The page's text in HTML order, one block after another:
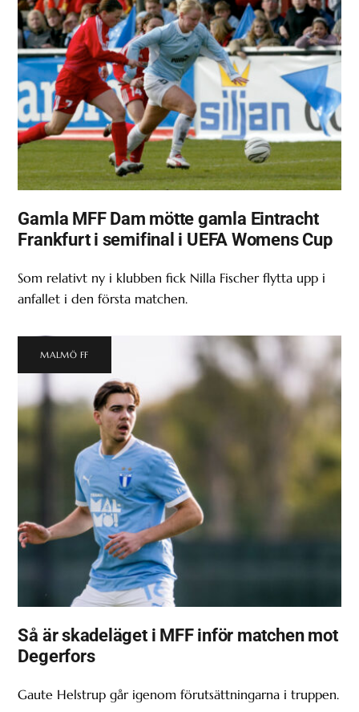
Gamla MFF Dam mötte gamla Eintracht
Frankfurt i semifinal i UEFA Womens Cup
Som relativt ny i klubben fick Nilla Fischer flytta upp i
anfallet i den första matchen.
MALMÖ FF
Så är skadeläget i MFF inför matchen mot
Degerfors
Gaute Helstrup går igenom förutsättningarna i truppen.